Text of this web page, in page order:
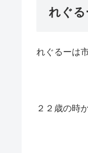
れぐる
れぐるーは
２２歳の時